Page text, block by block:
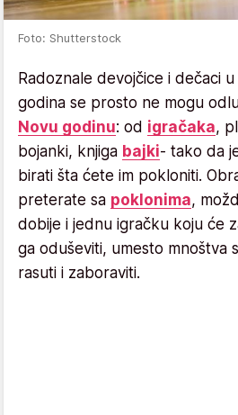
Foto: Shutterstock
Radoznale devojčice i dečaci
godina se prosto ne mogu
Novu godinu: od igračaka,
bojanki, knjiga bajki- tako da
birati šta ćete im pokloniti.
preterate sa poklonima,
dobije i jednu igračku koju će
ga oduševiti, umesto mnoštva
rasuti i zaboraviti.